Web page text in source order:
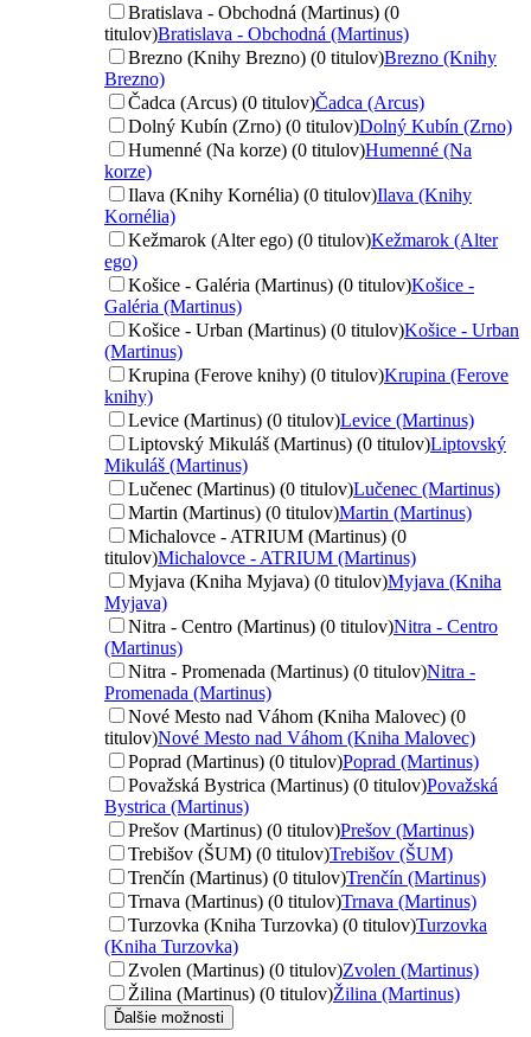
Bratislava - Obchodná (Martinus) (0
titulov)Bratislava - Obchodná (Martinus)
Brezno (Knihy Brezno) (0 titulov)Brezno (Knihy
Brezno)
Čadca (Arcus) (0 titulov)Čadca (Arcus)
Dolný Kubín (Zrno) (0 titulov)Dolný Kubín (Zrno)
Humenné (Na korze) (0 titulov)Humenné (Na
korze)
Ilava (Knihy Kornélia) (0 titulov)Ilava (Knihy
Kornélia)
Kežmarok (Alter ego) (0 titulov)Kežmarok (Alter
ego)
Košice - Galéria (Martinus) (0 titulov)Košice -
Galéria (Martinus)
Košice - Urban (Martinus) (0 titulov)Košice - Urban
(Martinus)
Krupina (Ferove knihy) (0 titulov)Krupina (Ferove
knihy)
Levice (Martinus) (0 titulov)Levice (Martinus)
Liptovský Mikuláš (Martinus) (0 titulov)Liptovský
Mikuláš (Martinus)
Lučenec (Martinus) (0 titulov)Lučenec (Martinus)
Martin (Martinus) (0 titulov)Martin (Martinus)
Michalovce - ATRIUM (Martinus) (0
titulov)Michalovce - ATRIUM (Martinus)
Myjava (Kniha Myjava) (0 titulov)Myjava (Kniha
Myjava)
Nitra - Centro (Martinus) (0 titulov)Nitra - Centro
(Martinus)
Nitra - Promenada (Martinus) (0 titulov)Nitra -
Promenada (Martinus)
Nové Mesto nad Váhom (Kniha Malovec) (0
titulov)Nové Mesto nad Váhom (Kniha Malovec)
Poprad (Martinus) (0 titulov)Poprad (Martinus)
Považská Bystrica (Martinus) (0 titulov)Považská
Bystrica (Martinus)
Prešov (Martinus) (0 titulov)Prešov (Martinus)
Trebišov (ŠUM) (0 titulov)Trebišov (ŠUM)
Trenčín (Martinus) (0 titulov)Trenčín (Martinus)
Trnava (Martinus) (0 titulov)Trnava (Martinus)
Turzovka (Kniha Turzovka) (0 titulov)Turzovka
(Kniha Turzovka)
Zvolen (Martinus) (0 titulov)Zvolen (Martinus)
Žilina (Martinus) (0 titulov)Žilina (Martinus)
Ďalšie možnosti